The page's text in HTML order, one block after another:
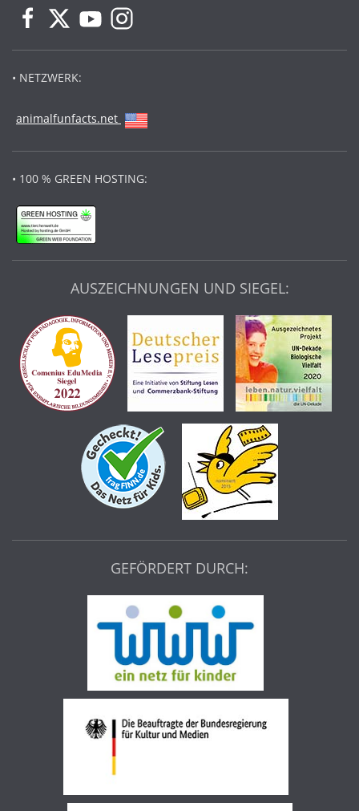
• NETZWERK:
animalfunfacts.net
• 100 % GREEN HOSTING:
AUSZEICHNUNGEN UND SIEGEL:
GEFÖRDERT DURCH: